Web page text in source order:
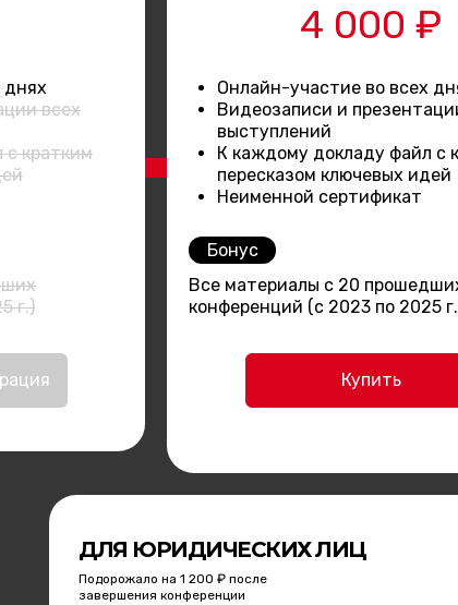
Купить
Все материалы с 20
конференций (с 2023 по 2025
Бонус
Онлайн-участие во всех
Видеозаписи и
выступлений
К каждому докладу файл с
пересказом ключевых идей
Неименной сертификат
4 000 ₽
Подорожало на 1 200 ₽ после
завершения конференции
ДЛЯ ЮРИДИЧЕСКИХ ЛИЦ
г.)
днях
всех
кратким